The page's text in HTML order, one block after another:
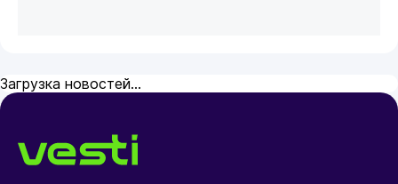
"Манчестер Сити"